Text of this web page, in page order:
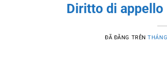
Diritto di appello
ĐÃ ĐĂNG TRÊN